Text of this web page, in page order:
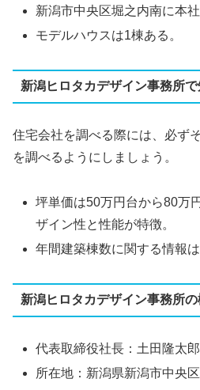
新潟市中央区堀之内南に本社
モデルハウスは1棟ある。
新潟ヒロタカデザイン事務所
住宅会社を調べる際には、必ず
を調べるようにしましょう。
坪単価は50万円台から80万
ザイン性と性能が特徴。
年間建築棟数に関する情報
新潟ヒロタカデザイン事務所の
代表取締役社長：土田隆太郎
所在地：新潟県新潟市中央